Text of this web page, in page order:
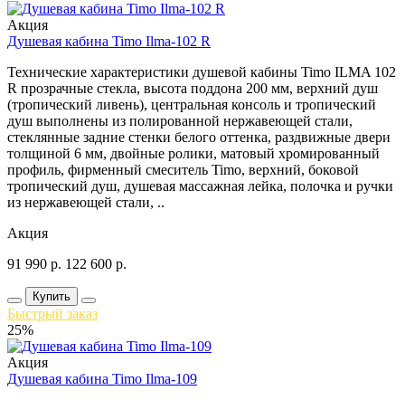
Акция
Душевая кабина Timo Ilma-102 R
Технические характеристики душевой кабины Timo ILMA 102
R прозрачные стекла, высота поддона 200 мм, верхний душ
(тропический ливень), центральная консоль и тропический
душ выполнены из полированной нержавеющей стали,
стеклянные задние стенки белого оттенка, раздвижные двери
толщиной 6 мм, двойные ролики, матовый хромированный
профиль, фирменный смеситель Timo, верхний, боковой
тропический душ, душевая массажная лейка, полочка и ручки
из нержавеющей стали, ..
Акция
91 990 р. 122 600 р.
Купить
Быстрый заказ
25%
Акция
Душевая кабина Timo Ilma-109